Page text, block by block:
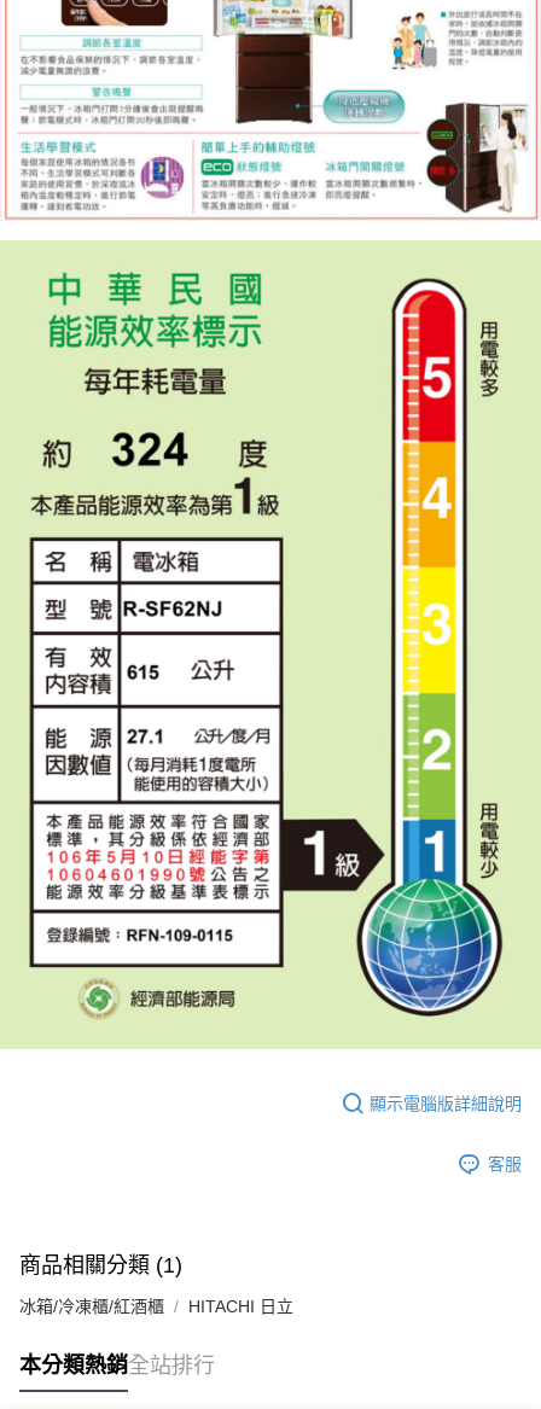
顯示電腦版詳細說明
客服
商品相關分類 (1)
冰箱/冷凍櫃/紅酒櫃 HITACHI 日立
本分類熱銷全站排行